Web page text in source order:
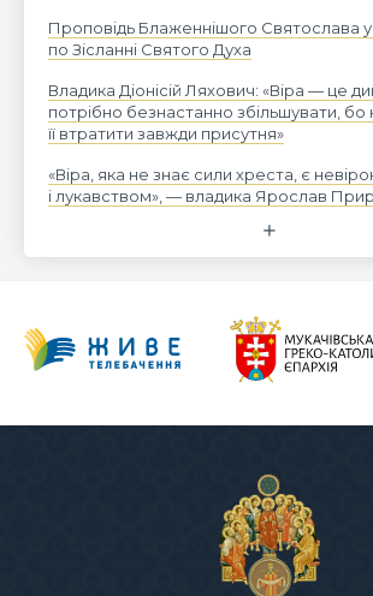
Проповідь Блаженнішого Святослава у
по Зісланні Святого Духа
Владика Діонісій Ляхович: «Віра — це
потрібно безнастанно збільшувати,
її втратити завжди присутня»
«Віра, яка не знає сили хреста, є
і лукавством», — владика Ярослав